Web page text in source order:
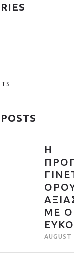
Η
ΜΕ